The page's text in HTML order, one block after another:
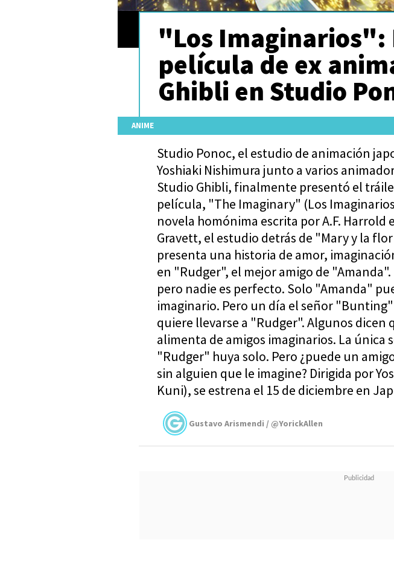
"Los Imaginarios":
película de ex
Ghibli en Studio
ANIME
Studio Ponoc, el estudio de animación
Yoshiaki Nishimura junto a varios
Studio Ghibli, finalmente presentó el
película, "The Imaginary" (Los
novela homónima escrita por A.F. Harrold
Gravett, el estudio detrás de "Mary y la
presenta una historia de amor,
en "Rudger", el mejor amigo de
pero nadie es perfecto. Solo "Amanda"
imaginario. Pero un día el señor
quiere llevarse a "Rudger". Algunos dicen
alimenta de amigos imaginarios. La única
"Rudger" huya solo. Pero ¿puede un
sin alguien que le imagine? Dirigida por
Kuni), se estrena el 15 de diciembre en
Gustavo Arismendi / @YorickAllen